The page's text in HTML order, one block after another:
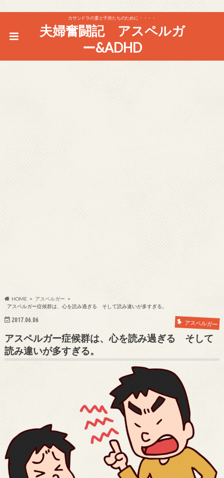
カサンドラの妻と子供たちのために・・・・
夫婦奮闘記 アスペルガ
ー&ADHD
HOME
アスペルガー
アスペルガー症候群は、心を読み過ぎる そして読み違いが多すぎる。
2017.06.06 アスペルガー
アスペルガー症候群は、心を読み過ぎる そして
読み違いが多すぎる。